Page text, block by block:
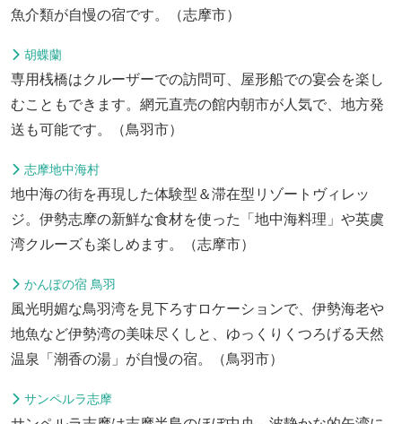
魚介類が自慢の宿です。（志摩市）
胡蝶蘭
専用桟橋はクルーザーでの訪問可、屋形船での宴会を楽し
むこともできます。網元直売の館内朝市が人気で、地方発
送も可能です。（鳥羽市）
志摩地中海村
地中海の街を再現した体験型＆滞在型リゾートヴィレッ
ジ。伊勢志摩の新鮮な食材を使った「地中海料理」や英虞
湾クルーズも楽しめます。（志摩市）
かんぽの宿 鳥羽
風光明媚な鳥羽湾を見下ろすロケーションで、伊勢海老や
地魚など伊勢湾の美味尽くしと、ゆっくりくつろげる天然
温泉「潮香の湯」が自慢の宿。（鳥羽市）
サンペルラ志摩